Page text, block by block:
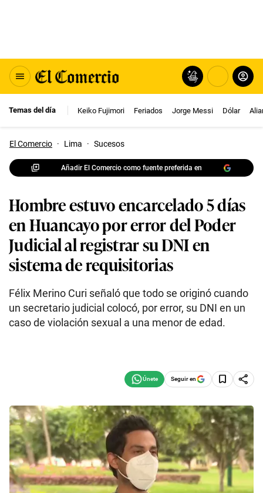
Temas del día Keiko Fujimori Feriados Jorge Messi Dólar
El Comercio · Lima · Sucesos
Añadir El Comercio como fuente preferida en
Hombre estuvo encarcelado 5 días
en Huancayo por error del Poder
Judicial al registrar su DNI en
sistema de requisitorias
Félix Merino Curi señaló que todo se originó cuando
un secretario judicial colocó, por error, su DNI en un
caso de violación sexual a una menor de edad.
Seguir en